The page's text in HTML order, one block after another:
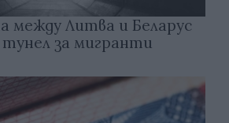
между Литва и Беларус
за мигранти